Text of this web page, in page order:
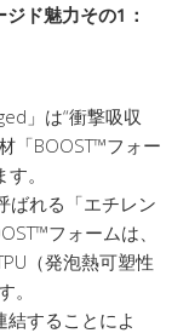
ド魅力その1：
」は“衝撃吸収
「BOOST™フォー
。
ばれる「エチレン
フォームは、
（発泡熱可塑性
。
結することによ